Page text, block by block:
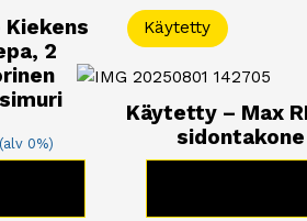
2
0%)
Käytetty
Käytetty – Max
sidontakone